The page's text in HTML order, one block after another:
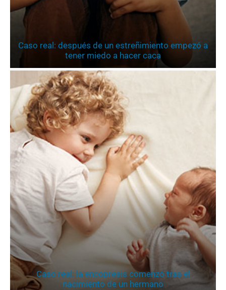
Caso real: después de un estreñimiento empezó a
tener miedo a hacer caca
Caso real: la encopresis comenzó tras el
nacimiento de un hermano